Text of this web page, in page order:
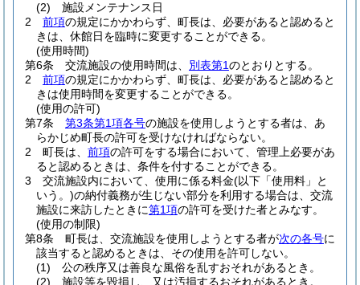
(2)
施設メンテナンス日
2
前項の規定にかかわらず、町長は、必要があると認めると
きは、休館日を臨時に変更することができる。
(使用時間)
第6条
交流施設の使用時間は、 別表第1のとおりとする。
2
前項の規定にかかわらず、町長は、必要があると認めると
きは使用時間を変更することができる。
(使用の許可)
第7条
第3条第1項各号の施設を使用しようとする者は、あ
らかじめ町長の許可を受けなければならない。
2
町長は、 前項の許可をする場合において、管理上必要があ
ると認めるときは、条件を付することができる。
3
交流施設内において、使用に係る料金(以下「使用料」と
いう。)の納付義務が生じない部分を利用する場合は、交流
施設に来訪したときに第1項の許可を受けた者とみなす。
(使用の制限)
第8条
町長は、交流施設を使用しようとする者が次の各号に
該当すると認めるときは、その使用を許可しない。
(1)
公の秩序又は善良な風俗を乱すおそれがあるとき。
(2)
施設等を毀損し、又は汚損するおそれがあるとき。